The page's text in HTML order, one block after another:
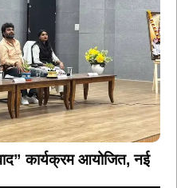
कार्यक्रम आयोजित, नई